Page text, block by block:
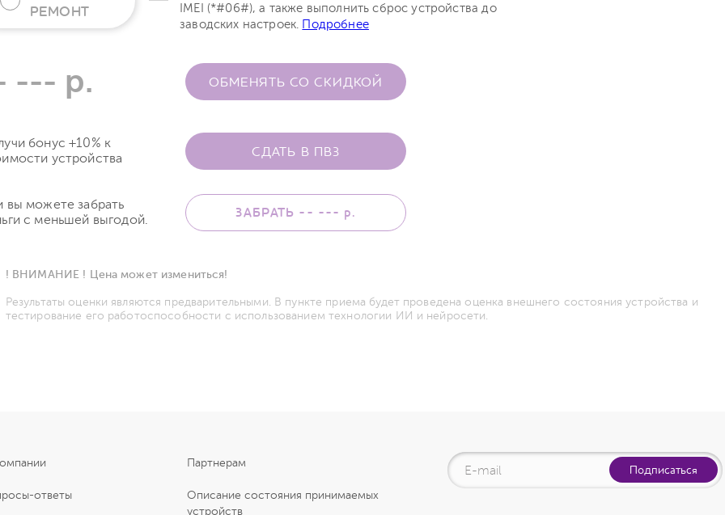
РЕМОНТ
IMEI (*#06#), а также выполнить сброс устройства до
заводских настроек. Подробнее
--- р. ОБМЕНЯТЬ СО СКИДКОЙ
бонус +10% к
устройства
СДАТЬ В ПВЗ
вы можете забрать
с меньшей выгодой.
ЗАБРАТЬ -- --- р.
! ВНИМАНИЕ ! Цена может измениться!
Результаты оценки являются предварительными. В пункте приема будет проведена оценка внешнего состояния устройства и
тестирование его работоспособности с использованием технологии ИИ и нейросети.
Партнерам
ответы
Описание состояния принимаемых
устройств
Подписаться